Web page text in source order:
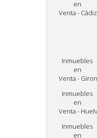
en
Venta -
Inmuebles
en
Venta -
Inmuebles
en
Venta -
Inmuebles
en